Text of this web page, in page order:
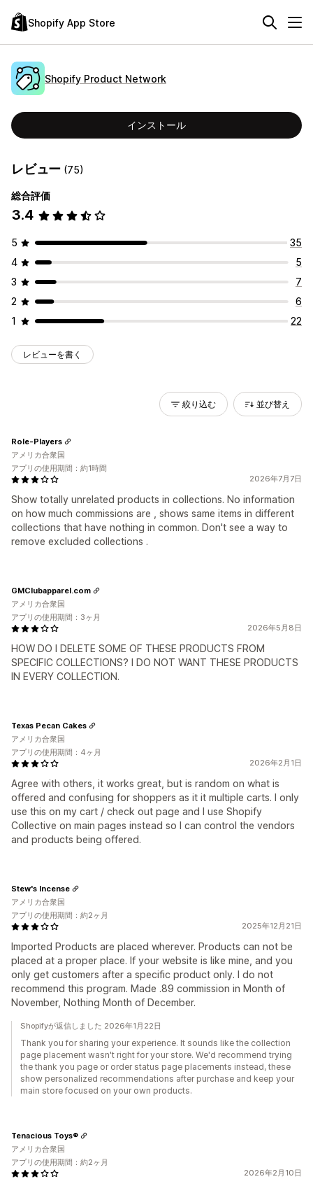
Shopify App Store
Shopify Product Network
インストール
レビュー (75)
総合評価
3.4
5
35
4
5
3
7
2
6
1
22
レビューを書く
絞り込む 並び替え
2026年7月7日
Show totally unrelated products in collections. No information
on how much commissions are , shows same items in different
collections that have nothing in common. Don't see a way to
remove excluded collections .
Role-Players
アメリカ合衆国
アプリの使用期間：約1時間
2026年5月8日
HOW DO I DELETE SOME OF THESE PRODUCTS FROM
SPECIFIC COLLECTIONS? I DO NOT WANT THESE PRODUCTS
IN EVERY COLLECTION.
GMClubapparel.com
アメリカ合衆国
アプリの使用期間：3ヶ月
2026年2月1日
Agree with others, it works great, but is random on what is
offered and confusing for shoppers as it it multiple carts. I only
use this on my cart / check out page and I use Shopify
Collective on main pages instead so I can control the vendors
and products being offered.
Texas Pecan Cakes
アメリカ合衆国
アプリの使用期間：4ヶ月
2025年12月21日
Imported Products are placed wherever. Products can not be
placed at a proper place. If your website is like mine, and you
only get customers after a specific product only. I do not
recommend this program. Made .89 commission in Month of
November, Nothing Month of December.
Stew's Incense
アメリカ合衆国
アプリの使用期間：約2ヶ月
Shopifyが返信しました 2026年1月22日
Thank you for sharing your experience. It sounds like the collection
page placement wasn't right for your store. We'd recommend trying
the thank you page or order status page placements instead, these
show personalized recommendations after purchase and keep your
main store focused on your own products.
2026年2月10日
Tenacious Toys®
アメリカ合衆国
アプリの使用期間：約2ヶ月